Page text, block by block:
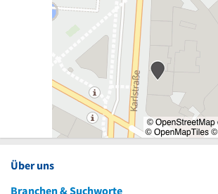
Über uns
Branchen & Suchworte